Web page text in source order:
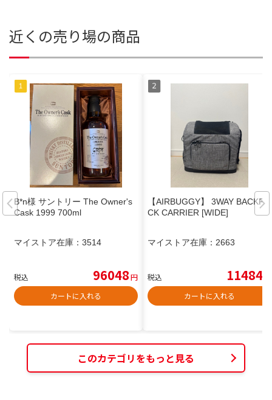
近くの売り場の商品
B*n様 サントリー The Owner's
Cask 1999 700ml
マイストア在庫： 3514
税込 96048円
カートに入れる
【AIRBUGGY】 3WAY BACKPA
CK CARRIER [WIDE]
マイストア在庫： 2663
税込 11484
カートに入れる
このカテゴリをもっと見る